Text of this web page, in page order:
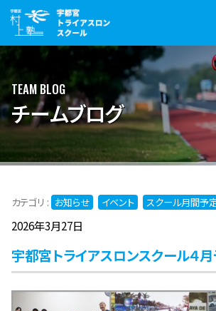
TEAM BLOG
チームブログ
カテゴリ : お知らせ イベント スクール月間予
2026年3月27日
宇都宮トライアスロンスクール４